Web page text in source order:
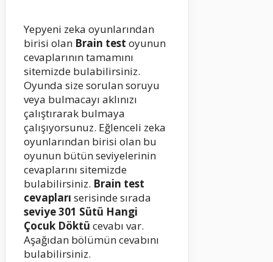
Yepyeni zeka oyunlarından
birisi olan Brain test oyunun
cevaplarının tamamını
sitemizde bulabilirsiniz.
Oyunda size sorulan soruyu
veya bulmacayı aklınızı
çalıştırarak bulmaya
çalışıyorsunuz. Eğlenceli zeka
oyunlarından birisi olan bu
oyunun bütün seviyelerinin
cevaplarını sitemizde
bulabilirsiniz. Brain test
cevapları serisinde sırada
seviye 301 Sütü Hangi
Çocuk Döktü cevabı var.
Aşağıdan bölümün cevabını
bulabilirsiniz.